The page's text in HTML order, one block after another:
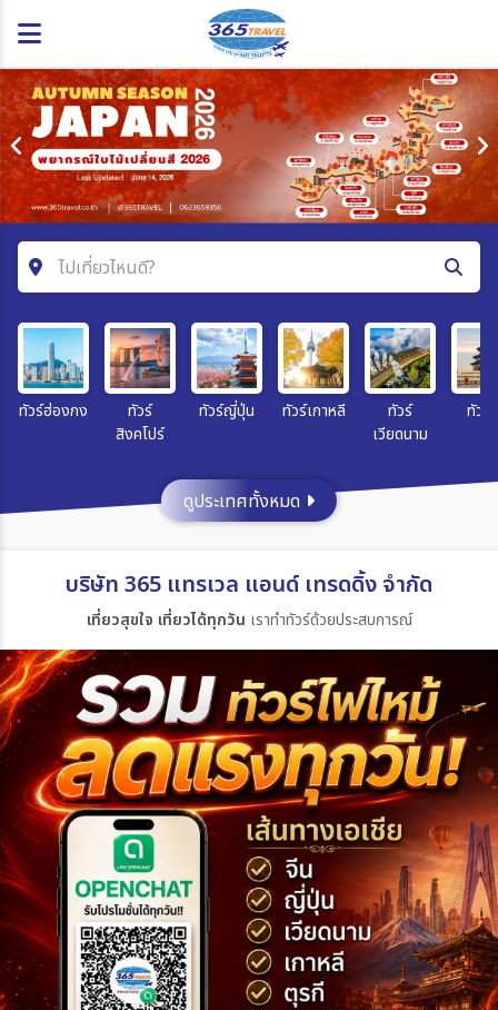
ไปเที่ยวไหนดี?
ค้นหาโปรแกรมทัวร์
คำค้นหา
สายการบิน
ตั้งแต่วันที่
ถึงวันที่
เฉพาะเดือน
ทัวร์ฮ่องกง
ทัวร์
สิงคโปร์
ทัวร์ญี่ปุ่น ทัวร์เกาหลี
ทัวร์
เวียดนาม
ทัวร์
ดูประเทศทั้งหมด
บริษัท 365 แทรเวล แอนด์ เทรดดิ้ง จำกัด
เที่ยวสุขใจ เที่ยวได้ทุกวัน เราทำทัวร์ด้วยประสบการณ์